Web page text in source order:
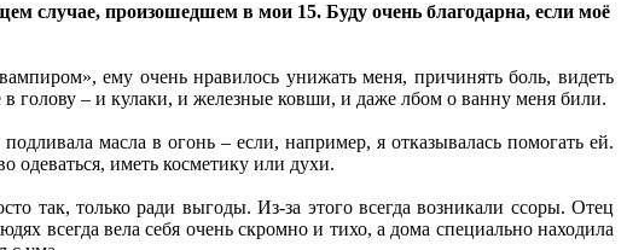
случае, произошедшем в мои 15. Буду очень благодарна, если моё
ему очень нравилось унижать меня, причинять боль, видеть
голову – и кулаки, и железные ковши, и даже лбом о ванну меня били.
масла в огонь – если, например, я отказывалась помогать ей.
одеваться, иметь косметику или духи.
так, только ради выгоды. Из-за этого всегда возникали ссоры. Отец
всегда вела себя очень скромно и тихо, а дома специально находила